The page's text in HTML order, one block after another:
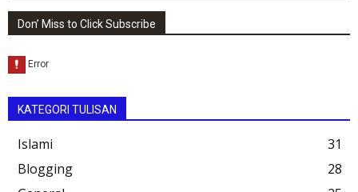
Don’ Miss to Click Subscribe
KATEGORI TULISAN
Islami
31
Blogging
28